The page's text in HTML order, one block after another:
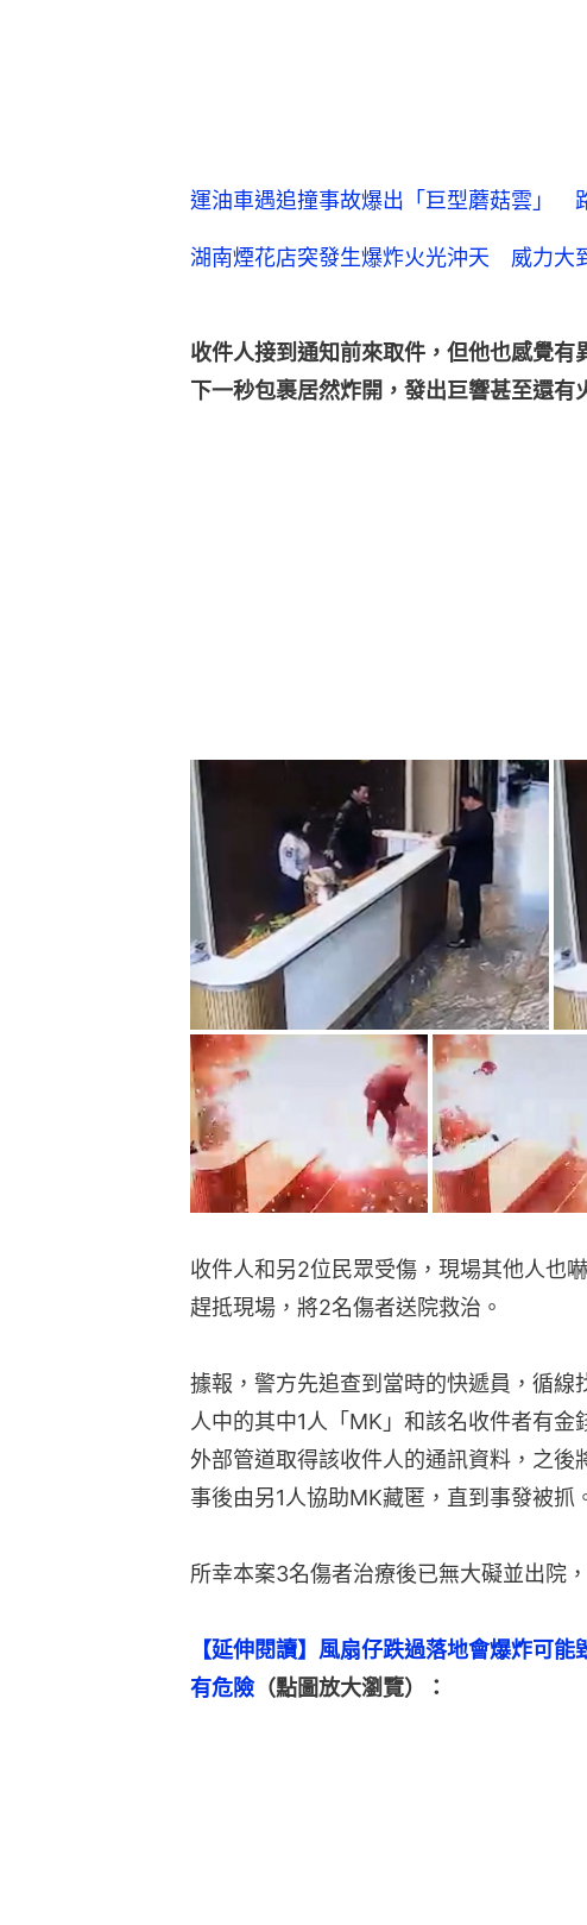
運油車遇追撞事故爆出「巨型蘑菇雲」
湖南煙花店突發生爆炸火光沖天 威力大
收件人接到通知前來取件，但他也感覺
下一秒包裹居然炸開，發出巨響甚至還有
收件人和另2位民眾受傷，現場其他人也
趕抵現場，將2名傷者送院救治。
據報，警方先追查到當時的快遞員，循
人中的其中1人「MK」和該名收件者有
外部管道取得該收件人的通訊資料，之後
事後由另1人協助MK藏匿，直到事發被抓
所幸本案3名傷者治療後已無大礙並出院
【延伸閱讀】風扇仔跌過落地會爆炸可
有危險 （點圖放大瀏覽）：